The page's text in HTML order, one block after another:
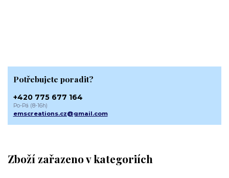
Zboží zařazeno v kategoriích
Potřebujete poradit?
+420 775 677 164
Po-Pá (8-16h)
emscreations.cz@gmail.com